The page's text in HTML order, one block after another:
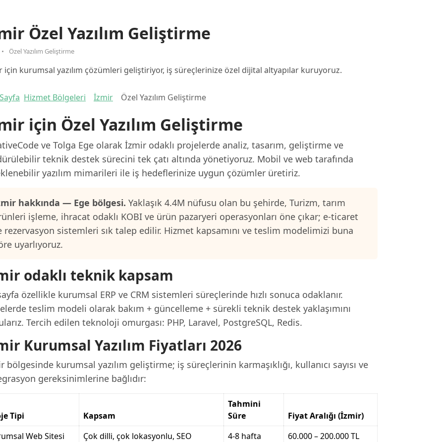
Özel Yazılım Geliştirme
Özel Yazılım Geliştirme
için kurumsal yazılım çözümleri geliştiriyor, iş süreçlerinize özel dijital altyapılar kuruyoruz.
Hizmet Bölgeleri İzmir Özel Yazılım Geliştirme
için Özel Yazılım Geliştirme
ve Tolga Ege olarak İzmir odaklı projelerde analiz, tasarım, geliştirme ve
teknik destek sürecini tek çatı altında yönetiyoruz. Mobil ve web tarafında
yazılım mimarileri ile iş hedeflerinize uygun çözümler üretiriz.
hakkında — Ege bölgesi. Yaklaşık 4.4M nüfusu olan bu şehirde, Turizm, tarım
işleme, ihracat odaklı KOBI ve ürün pazaryeri operasyonları öne çıkar; e-ticaret
rezervasyon sistemleri sık talep edilir. Hizmet kapsamını ve teslim modelimizi buna
uyarlıyoruz.
odaklı teknik kapsam
özellikle kurumsal ERP ve CRM sistemleri süreçlerinde hızlı sonuca odaklanır.
teslim modeli olarak bakım + güncelleme + sürekli teknik destek yaklaşımını
Tercih edilen teknoloji omurgası: PHP, Laravel, PostgreSQL, Redis.
Kurumsal Yazılım Fiyatları 2026
bölgesinde kurumsal yazılım geliştirme; iş süreçlerinin karmaşıklığı, kullanıcı sayısı ve
gereksinimlerine bağlıdır:
Tipi Kapsam
Tahmini
Süre
Fiyat Aralığı (İzmir)
Web Sitesi
Çok dilli, çok lokasyonlu, SEO 4-8 hafta
60.000 – 200.000 TL